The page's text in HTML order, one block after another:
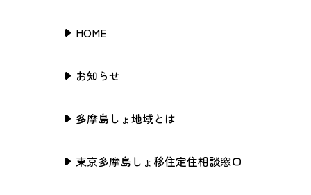
HOME
お知らせ
多摩島しょ地域とは
東京多摩島しょ移住定住相談窓口